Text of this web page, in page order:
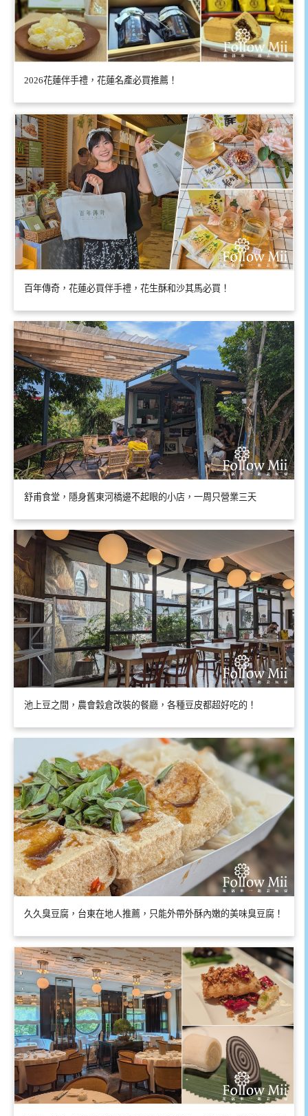
2026花蓮伴手禮，花蓮名產必買推薦！
百年傳奇，花蓮必買伴手禮，花生酥和沙其馬必買！
舒甫食堂，隱身舊東河橋邊不起眼的小店，一周只營業三天
池上豆之間，農會穀倉改裝的餐廳，各種豆皮都超好吃的！
久久臭豆腐，台東在地人推薦，只能外帶外酥內嫩的美味臭豆腐！